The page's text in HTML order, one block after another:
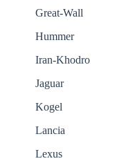
Great-Wall
Hummer
Iran-Khodro
Jaguar
Kogel
Lancia
Lexus